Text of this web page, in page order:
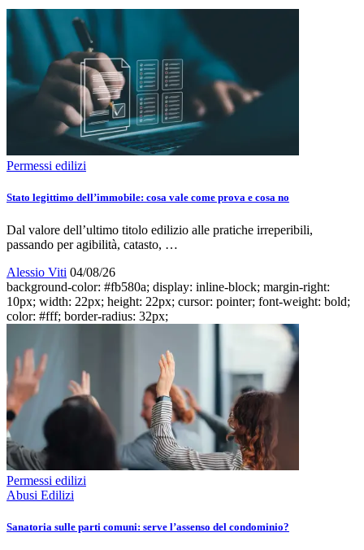
Permessi edilizi
Stato legittimo dell’immobile: cosa vale come prova e cosa no
Dal valore dell’ultimo titolo edilizio alle pratiche irreperibili,
passando per agibilità, catasto, …
Alessio Viti 04/08/26
background-color: #fb580a; display: inline-block; margin-right:
10px; width: 22px; height: 22px; cursor: pointer; font-weight: bold;
color: #fff; border-radius: 32px;
Permessi edilizi
Abusi Edilizi
Sanatoria sulle parti comuni: serve l’assenso del condominio?